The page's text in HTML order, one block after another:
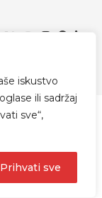
iskustvo
ili sadržaj
sve“,
Prihvati sve